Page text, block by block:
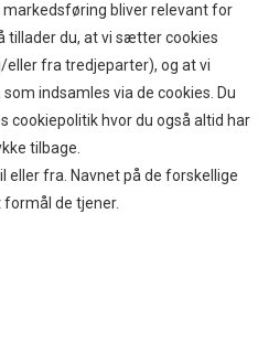
bliver relevant for
tillader du, at vi sætter cookies
fra tredjeparter), og at vi
indsamles via de cookies. Du
cookiepolitik hvor du også altid har
tilbage.
eller fra. Navnet på de forskellige
de tjener.